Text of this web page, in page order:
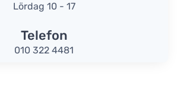
Lördag 10 - 17
Telefon
010 322 4481